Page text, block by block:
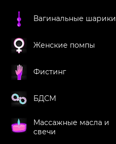
Вагинальные шарики
Женские помпы
Фистинг
БДСМ
Массажные масла и
свечи